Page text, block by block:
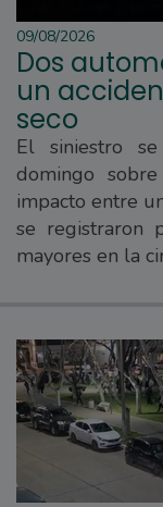
09/08/2026
Dos
un
seco
El siniestro
domingo
impacto entre
se registraron
mayores en la